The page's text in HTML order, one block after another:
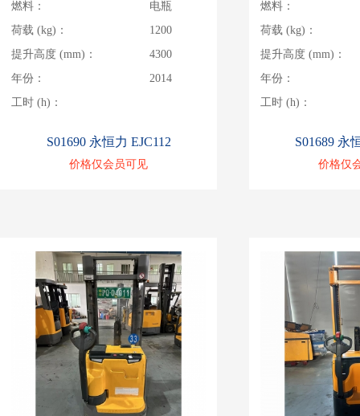
燃料：
电瓶
荷载 (kg)：
1200
提升高度 (mm)：
4300
年份：
2014
工时 (h)：
S01690 永恒力 EJC112
价格仅会员可见
燃料：
荷载 (kg)：
提升高度 (mm)：
年份：
工时 (h)：
S01689 永
价格仅